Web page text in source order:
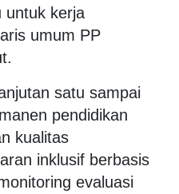
untuk kerja
umum PP
satu sampai
pendidikan
kualitas
inklusif berbasis
evaluasi